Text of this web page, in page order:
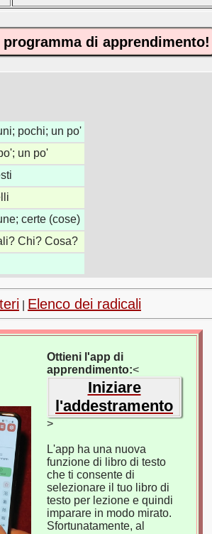
di apprendimento!
pochi; un po'
un po'
certe (cose)
Chi? Cosa?
Elenco dei radicali
Ottieni l'app di
apprendimento:<
Iniziare
l'addestramento
>
L'app ha una nuova
funzione di libro di testo
che ti consente di
selezionare il tuo libro di
testo per lezione e quindi
imparare in modo mirato.
Sfortunatamente, al